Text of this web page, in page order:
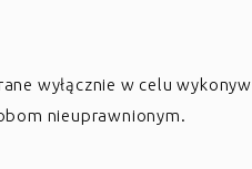
wyłącznie w celu
nieuprawnionym.